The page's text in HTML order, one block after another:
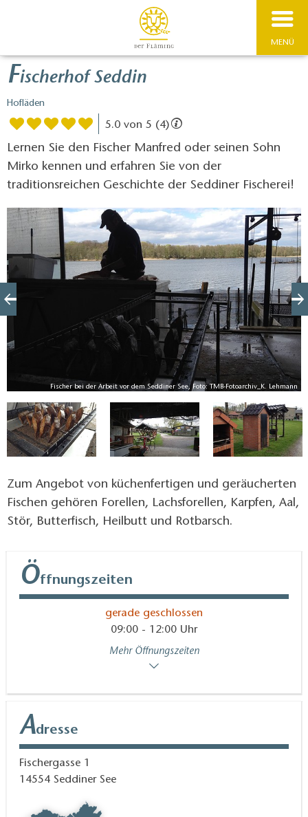
MENÜ
Fischerhof Seddin
Hofläden
5.0 von 5 (4)
Lernen Sie den Fischer Manfred oder seinen Sohn
Mirko kennen und erfahren Sie von der
traditionsreichen Geschichte der Seddiner Fischerei!
Fischer bei der Arbeit vor dem Seddiner See, Foto: TMB-Fotoarchiv_K. Lehmann
Zum Angebot von küchenfertigen und geräucherten
Fischen gehören Forellen, Lachsforellen, Karpfen, Aal,
Stör, Butterfisch, Heilbutt und Rotbarsch.
Öffnungszeiten
gerade geschlossen
09:00 - 12:00 Uhr
Mehr Öffnungszeiten
Adresse
Fischergasse 1
14554 Seddiner See